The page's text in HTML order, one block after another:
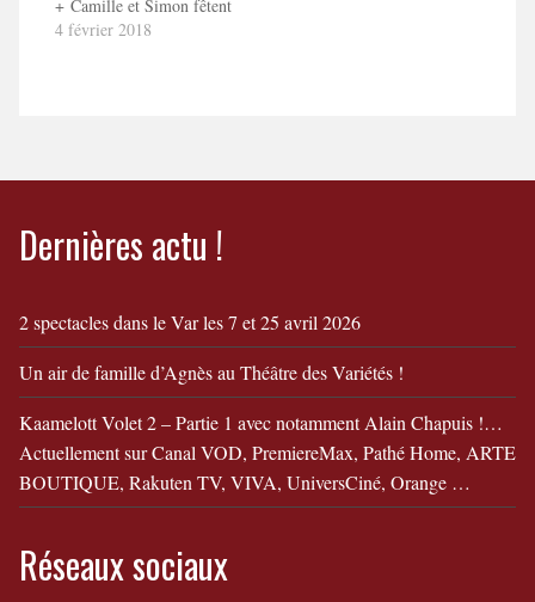
Simon fêtent leur divorce
!
+ Camille et Simon fêtent
leur divorce ! Bande
4 février 2018
Dernières actu !
2 spectacles dans le Var les 7 et 25 avril 2026
Un air de famille d’Agnès au Théâtre des Variétés !
Kaamelott Volet 2 – Partie 1 avec notamment Alain Chapuis !…
Actuellement sur Canal VOD, PremiereMax, Pathé Home, ARTE
BOUTIQUE, Rakuten TV, VIVA, UniversCiné, Orange …
Réseaux sociaux